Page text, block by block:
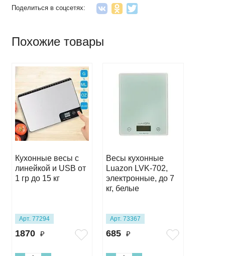
Поделиться в соцсетях:
Похожие товары
Кухонные весы с
линейкой и USB от
1 гр до 15 кг
Арт. 77294
1870 ₽
Весы кухонные
Luazon LVK-702,
электронные, до 7
кг, белые
Арт. 73367
685 ₽